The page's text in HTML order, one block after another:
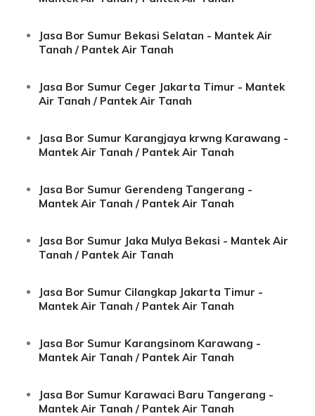
Jasa Bor Sumur Bekasi Selatan - Mantek Air
Tanah / Pantek Air Tanah
Jasa Bor Sumur Ceger Jakarta Timur - Mantek
Air Tanah / Pantek Air Tanah
Jasa Bor Sumur Karangjaya krwng Karawang -
Mantek Air Tanah / Pantek Air Tanah
Jasa Bor Sumur Gerendeng Tangerang -
Mantek Air Tanah / Pantek Air Tanah
Jasa Bor Sumur Jaka Mulya Bekasi - Mantek Air
Tanah / Pantek Air Tanah
Jasa Bor Sumur Cilangkap Jakarta Timur -
Mantek Air Tanah / Pantek Air Tanah
Jasa Bor Sumur Karangsinom Karawang -
Mantek Air Tanah / Pantek Air Tanah
Jasa Bor Sumur Karawaci Baru Tangerang -
Mantek Air Tanah / Pantek Air Tanah